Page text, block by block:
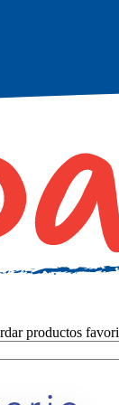
productos